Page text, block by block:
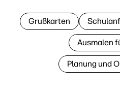
Grußkarten
Ausmalen
Planung und